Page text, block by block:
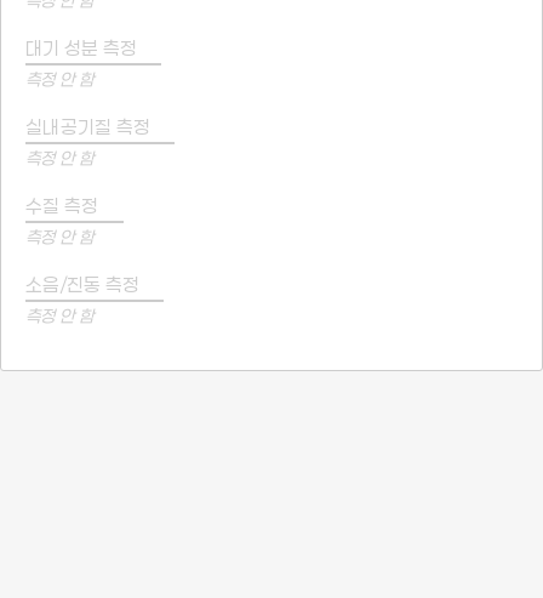
대기 성분 측정
측정 안 함
실내공기질 측정
측정 안 함
수질 측정
측정 안 함
소음/진동 측정
측정 안 함